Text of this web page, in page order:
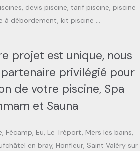
devis piscine, tarif piscine, piscine
à débordement, kit piscine …
projet est unique, nous
privilégié pour
de votre piscine, Spa
et Sauna
Fécamp, Eu, Le Tréport, Mers les bains,
en bray, Honfleur, Saint Valéry sur